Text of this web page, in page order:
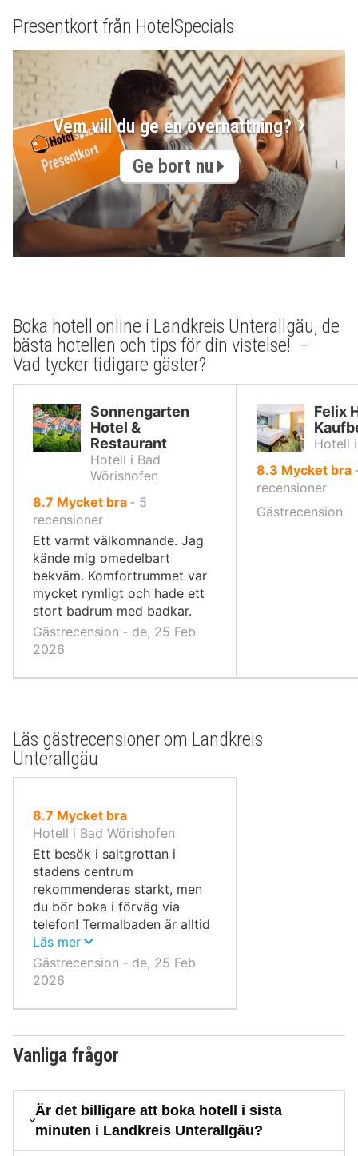
Presentkort från HotelSpecials
Vem vill du ge en övernattning?
Ge bort nu
Boka hotell online i Landkreis Unterallgäu, de
bästa hotellen och tips för din vistelse! –
Vad tycker tidigare gäster?
Sonnengarten
Hotel &
Restaurant
Hotell i Bad
Wörishofen
8.7 av
10,
Mycket bra ‐ 5
recensioner
Ett varmt välkomnande. Jag
kände mig omedelbart
bekväm. Komfortrummet var
mycket rymligt och hade ett
stort badrum med badkar.
Gästrecension ‐ de, 25 Feb
2026
Felix
Hotell
8.3 av
10,
Mycket bra
recensioner
Gästrecension
Läs gästrecensioner om Landkreis
Unterallgäu
8.7 av
10,
Mycket bra
Hotell i Bad Wörishofen
Ett besök i saltgrottan i
stadens centrum
rekommenderas starkt, men
du bör boka i förväg via
telefon! Termalbaden är alltid
mycket trånga på
eftermiddagen; om du
föredrar en lugnare atmosfär
Läs mer
Gästrecension ‐ de, 25 Feb
2026
Vanliga frågor
Är det billigare att boka hotell i sista
minuten i Landkreis Unterallgäu?